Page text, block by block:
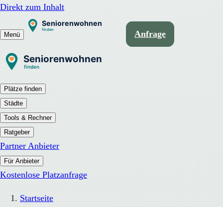
Direkt zum Inhalt
Menü Anfrage
Plätze finden
Städte
Tools & Rechner
Ratgeber
Partner Anbieter
Für Anbieter
Kostenlose Platzanfrage
Startseite